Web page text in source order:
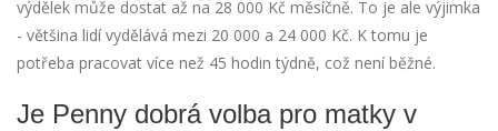
výdělek může dostat až na 28 000 Kč měsíčně. To je ale výjimka
- většina lidí vydělává mezi 20 000 a 24 000 Kč. K tomu je
potřeba pracovat více než 45 hodin týdně, což není běžné.
Je Penny dobrá volba pro matky v